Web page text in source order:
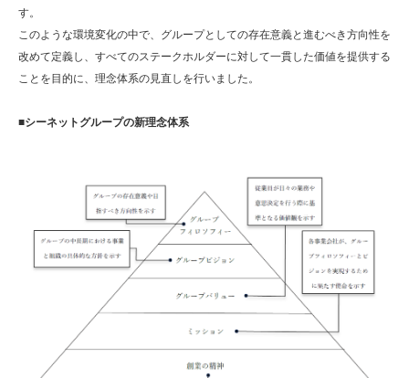
す。
このような環境変化の中で、グループとしての存在意義と進むべき方向性を
改めて定義し、すべてのステークホルダーに対して一貫した価値を提供する
ことを目的に、理念体系の見直しを行いました。
■シーネットグループの新理念体系